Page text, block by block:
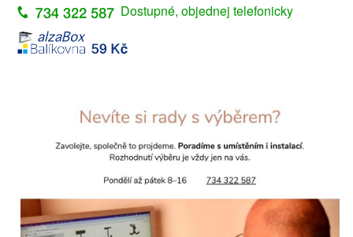
Dostupné, objednej telefonicky